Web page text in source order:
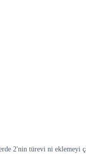
2'nin türevi ni eklemeyi